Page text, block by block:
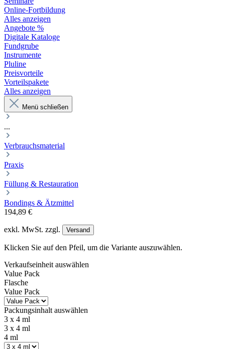
Online-Fortbildung
Alles anzeigen
Angebote %
Digitale Kataloge
Fundgrube
Instrumente
Pluline
Preisvorteile
Vorteilspakete
Alles anzeigen
Menü schließen
...
Verbrauchsmaterial
Praxis
Füllung & Restauration
Bondings & Ätzmittel
194,89 €
exkl. MwSt. zzgl. Versand
Klicken Sie auf den Pfeil, um die Variante auszuwählen.
Verkaufseinheit auswählen
Value Pack
Flasche
Value Pack
Packungsinhalt auswählen
3 x 4 ml
3 x 4 ml
4 ml